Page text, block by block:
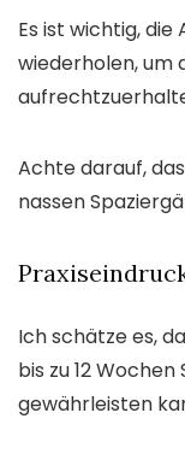
Es ist wichtig, die
wiederholen, um
Achte darauf,
nassen
Ich schätze es,
bis zu 12
gewährleisten